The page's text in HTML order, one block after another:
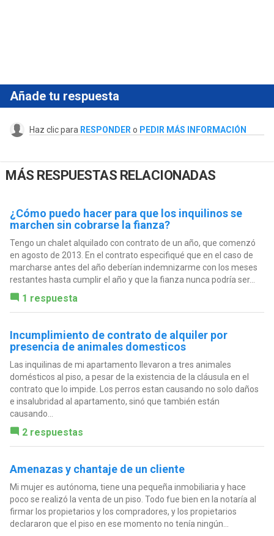
Añade tu respuesta
Haz clic para RESPONDER o PEDIR MÁS INFORMACIÓN
MÁS RESPUESTAS RELACIONADAS
¿Cómo puedo hacer para que los inquilinos se
marchen sin cobrarse la fianza?
Tengo un chalet alquilado con contrato de un año, que comenzó
en agosto de 2013. En el contrato especifiqué que en el caso de
marcharse antes del año deberían indemnizarme con los meses
restantes hasta cumplir el año y que la fianza nunca podría ser...
1 respuesta
Incumplimiento de contrato de alquiler por
presencia de animales domesticos
Las inquilinas de mi apartamento llevaron a tres animales
domésticos al piso, a pesar de la existencia de la cláusula en el
contrato que lo impide. Los perros estan causando no solo daños
e insalubridad al apartamento, sinó que también están
causando...
2 respuestas
Amenazas y chantaje de un cliente
Mi mujer es autónoma, tiene una pequeña inmobiliaria y hace
poco se realizó la venta de un piso. Todo fue bien en la notaría al
firmar los propietarios y los compradores, y los propietarios
declararon que el piso en ese momento no tenía ningún...